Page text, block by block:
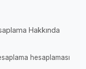
Hakkında
hesaplaması